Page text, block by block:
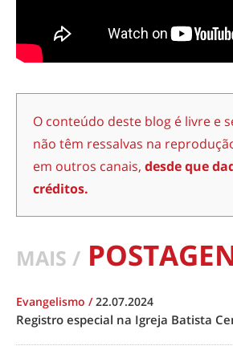
O conteúdo deste blog é livre e
não têm ressalvas na
em outros canais, desde que
créditos.
MAIS /
Evangelismo /22.07.2024
Registro especial na Igreja Batista